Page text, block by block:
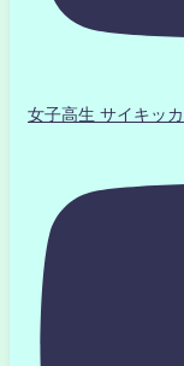
女子高生 サイキッ